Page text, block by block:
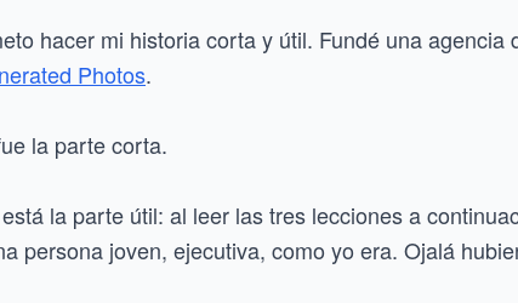
hacer mi historia corta y útil. Fundé una
Photos.
la parte corta.
la parte útil: al leer las tres lecciones a
persona joven, ejecutiva, como yo era. Ojalá